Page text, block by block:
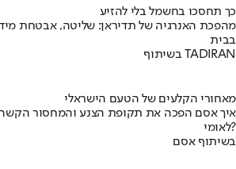
כך תחסכו בחשמל בלי להזיע
מהפכת האנרגיה של תדיראן: שליטה, אבטחת
בבית
בשיתוף TADIRAN
מאחורי הקלעים של הטעם הישראלי
לאומי?
בשיתוף אסם